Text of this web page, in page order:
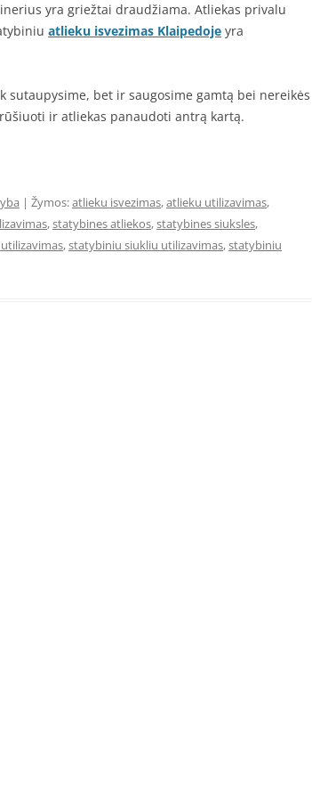
yra griežtai draudžiama. Atliekas privalu
atlieku isvezimas Klaipedoje yra
sutaupysime, bet ir saugosime gamtą bei nereikės
ir atliekas panaudoti antrą kartą.
| Žymos:atlieku isvezimas,atlieku utilizavimas,
,statybines atliekos,statybines siuksles,
,statybiniu siukliu utilizavimas,statybiniu